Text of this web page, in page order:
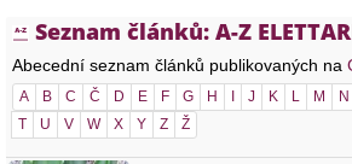
Seznam článků: A-Z
Abecední seznam článků publikovaných na
A B C Č D E F G H J K L M N
T
U V W X Y Z Ž